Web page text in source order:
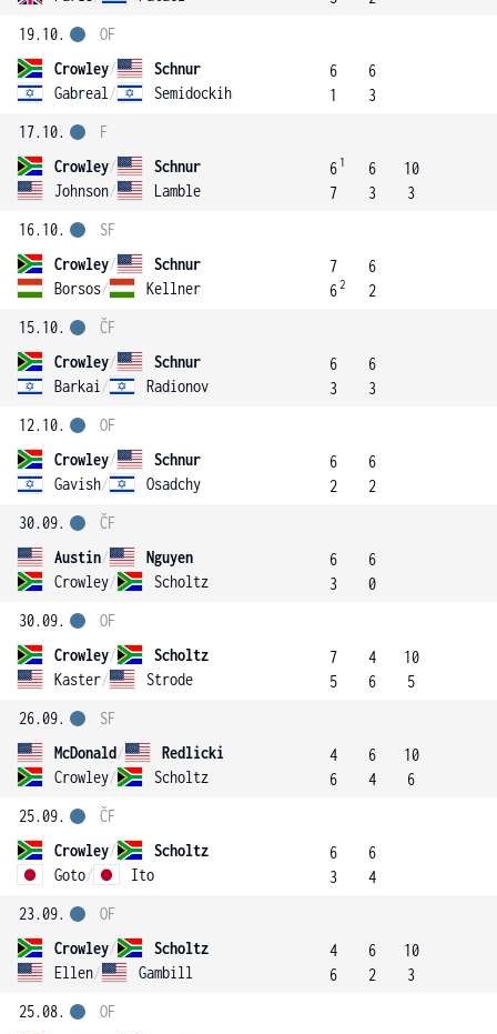
19.10.
Crowley/
Schnur
Gabreal / Semidockih
OF
6
1
6
3
17.10.
Crowley/
Schnur
Johnson/ Lamble
F
6 1
7
6
3
10
3
16.10.
Crowley/
Schnur
Borsos/ Kellner
SF
7
62
6
2
15.10.
Crowley/
Schnur
Barkai / Radionov
ČF
6
3
6
3
12.10.
Crowley/
Schnur
Gavish/ Osadchy
OF
6
2
6
2
30.09.
Austin/
Nguyen
Crowley/ Scholtz
ČF
6
3
6
0
30.09.
Crowley/
Scholtz
Kaster/ Strode
OF
7
5
4
6
10
5
26.09.
McDonald/
Redlicki
Crowley/ Scholtz
SF
4
6
6
4
10
6
25.09.
Crowley/
Scholtz
Goto/ Ito
ČF
6
3
6
4
23.09.
Crowley/
Scholtz
Ellen/ Gambill
OF
4
6
6
2
10
3
25.08.
OF